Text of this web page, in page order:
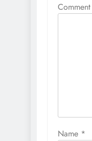
Comment
Name *